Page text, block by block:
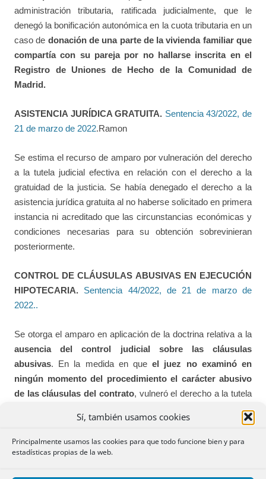
Sí, también usamos cookies
Principalmente usamos las cookies para que todo funcione bien y para
estadísticas propias de la web.
administración tributaria, ratificada judicialmente, que le
denegó la bonificación autonómica en la cuota tributaria en un
caso de donación de una parte de la vivienda familiar que
compartía con su pareja por no hallarse inscrita en el
Registro de Uniones de Hecho de la Comunidad de
Madrid.
ASISTENCIA JURÍDICA GRATUITA. Sentencia 43/2022, de
21 de marzo de 2022.Ramon
Se estima el recurso de amparo por vulneración del derecho
a la tutela judicial efectiva en relación con el derecho a la
gratuidad de la justicia. Se había denegado el derecho a la
asistencia jurídica gratuita al no haberse solicitado en primera
instancia ni acreditado que las circunstancias económicas y
condiciones necesarias para su obtención sobrevinieran
posteriormente.
CONTROL DE CLÁUSULAS ABUSIVAS EN EJECUCIÓN
HIPOTECARIA. Sentencia 44/2022, de 21 de marzo de
2022..
Se otorga el amparo en aplicación de la doctrina relativa a la
ausencia del control judicial sobre las cláusulas
abusivas. En la medida en queel juez no examinó en
ningún momento del procedimiento el carácter abusivo
de las cláusulas del contrato, vulneró el derecho a la tutela
SECCIÓN II